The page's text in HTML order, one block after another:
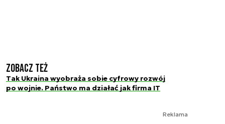
Zobacz też
Tak Ukraina wyobraża sobie cyfrowy rozwój
po wojnie. Państwo ma działać jak firma IT
Reklama